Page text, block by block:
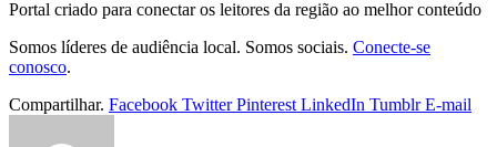
Portal criado para conectar os leitores da região ao melhor conteúdo
Somos líderes de audiência local. Somos sociais. Conecte-se
conosco.
Compartilhar. Facebook Twitter Pinterest LinkedIn Tumblr E-mail